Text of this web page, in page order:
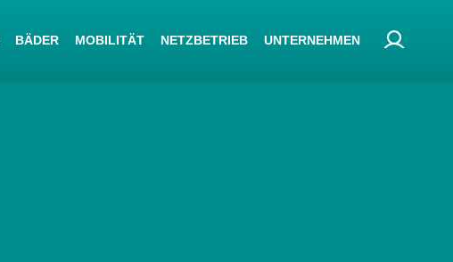
BÄDER MOBILITÄT NETZBETRIEB UNTERNEHMEN